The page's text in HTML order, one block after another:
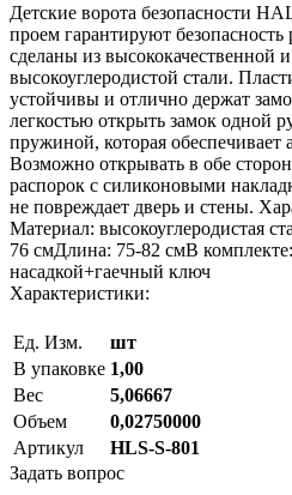
Детские ворота безопасности
проем гарантируют
сделаны из высококачественной
высокоуглеродистой стали.
устойчивы и отлично держат
легкостью открыть замок одной
пружиной, которая обеспечивает
Возможно открывать в обе
распорок с силиконовыми
не повреждает дверь и стены.
Материал: высокоуглеродистая
76 смДлина: 75-82 смВ
насадкой+гаечный ключ
Характеристики:
Ед. Изм.
шт
В упаковке 1,00
Вес
5,06667
Объем
0,02750000
Артикул
HLS-S-801
Задать вопрос